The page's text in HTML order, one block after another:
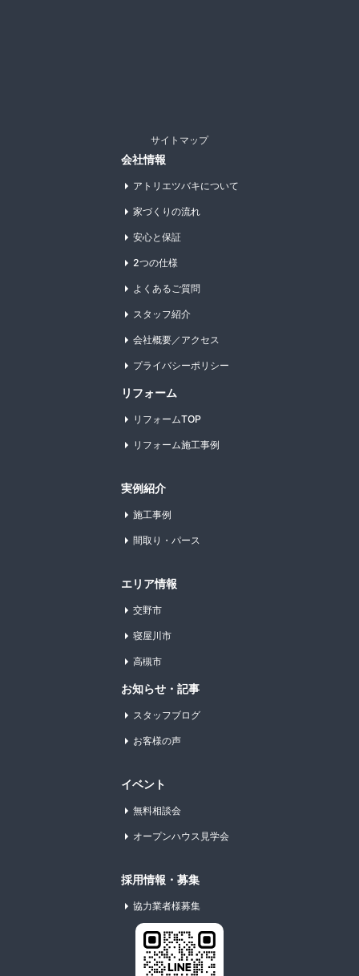
サイトマップ
会社情報
アトリエツバキについて
家づくりの流れ
安心と保証
2つの仕様
よくあるご質問
スタッフ紹介
会社概要／アクセス
プライバシーポリシー
リフォーム
リフォームTOP
リフォーム施工事例
実例紹介
施工事例
間取り・パース
エリア情報
交野市
寝屋川市
高槻市
お知らせ・記事
スタッフブログ
お客様の声
イベント
無料相談会
オープンハウス見学会
採用情報・募集
協力業者様募集